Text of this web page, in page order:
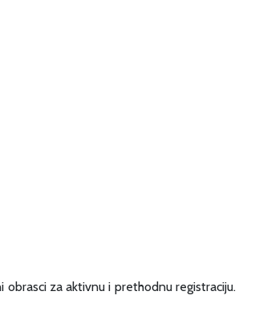
za aktivnu i prethodnu registraciju.